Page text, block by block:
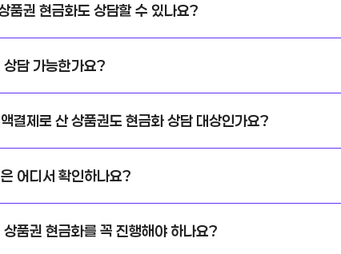
품권 현금화도 상담할 수 있나요?
담 가능한가요?
결제로 산 상품권도 현금화 상담 대상인가요?
어디서 확인하나요?
품권 현금화를 꼭 진행해야 하나요?